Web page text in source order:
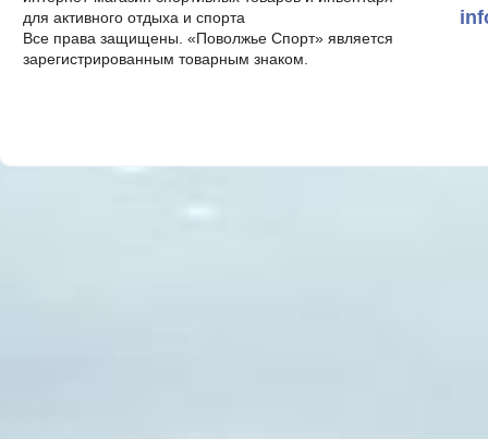
для активного отдыха и спорта
Все права защищены. «Поволжье Спорт» является
зарегистрированным товарным знаком.